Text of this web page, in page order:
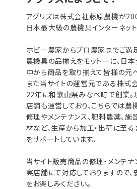
アグリズは株式会社藤原農機が
日本最大級の農機具インターネット
ホビー農家からプロ農家までご満
農機具の品揃えをモットーに、日
中から商品を取り揃えて皆様の元
また当サイトの運営元である株式
22年に和歌山県みなべ町で創業
店舗も運営しており、こちらでは
修理やメンテナンス、肥料農薬、
材など、生産から加工・出荷に至
をサポートしています。
当サイト販売商品の修理・メンテナ
実店舗にて対応しておりますので、
をお楽しみください。